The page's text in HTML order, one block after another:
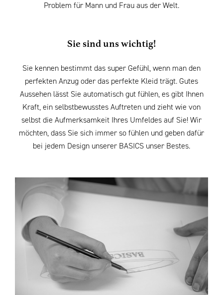
Problem für Mann und Frau aus der Welt.
Sie sind uns wichtig!
Sie kennen bestimmt das super Gefühl, wenn man den
perfekten Anzug oder das perfekte Kleid trägt. Gutes
Aussehen lässt Sie automatisch gut fühlen, es gibt Ihnen
Kraft, ein selbstbewusstes Auftreten und zieht wie von
selbst die Aufmerksamkeit Ihres Umfeldes auf Sie! Wir
möchten, dass Sie sich immer so fühlen und geben dafür
bei jedem Design unserer BASICS unser Bestes.